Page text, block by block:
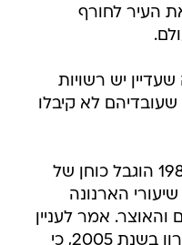
העיר לחורף
יש רשויות
שעובדיהם לא קיבלו
המזל הוא שמשנת הכספים 1987 הוגבל כוחן של
הארנונה
אמר לעניין
זה מבקר המדינה בדו"ח האחרון בשנת 2005, כי